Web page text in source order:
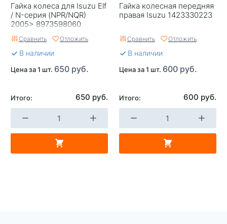
Гайка колеса для Isuzu Elf
/ N-серия (NPR/NQR)
2005> 8973598060
Сравнить Отложить
В наличии
Цена за 1 шт. 650 руб.
Итого: 650 руб.
Гайка колесная передняя
правая Isuzu 1423330223
Сравнить Отложить
В наличии
Цена за 1 шт. 600 руб.
Итого: 600 руб.